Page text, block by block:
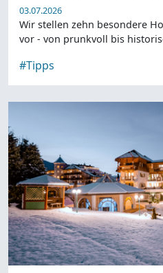
03.07.2026
Wir stellen zehn besondere
vor - von prunkvoll bis
#Tipps